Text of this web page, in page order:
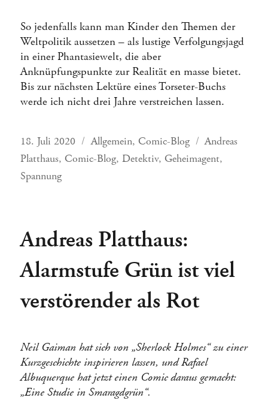
So jedenfalls kann man Kinder den Themen der
Weltpolitik aussetzen – als lustige Verfolgungsjagd
in einer Phantasiewelt, die aber
Anknüpfungspunkte zur Realität en masse bietet.
Bis zur nächsten Lektüre eines Torseter-Buchs
werde ich nicht drei Jahre verstreichen lassen.
Veröffentlicht
am
18. Juli 2020 Kategorien
Allgemein, Comic-Blog Schlagwörter
Andreas
Platthaus, Comic-Blog,Detektiv, Geheimagent,
Spannung
Andreas Platthaus:
Alarmstufe Grün ist viel
verstörender als Rot
Neil Gaiman hat sich von „Sherlock Holmes“ zu einer
Kurzgeschichte inspirieren lassen, und Rafael
Albuquerque hat jetzt einen Comic daraus gemacht:
„Eine Studie in Smaragdgrün“.